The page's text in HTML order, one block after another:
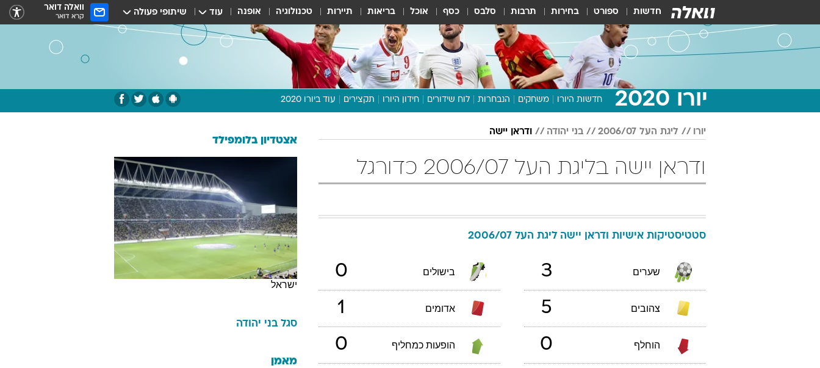
חדשות ספורט בחירות תרבות סלבס כסף אוכל בריאות תיירות טכנולוגיה אופנה עוד שיתופי פעולה וואלה דואר
קרא דואר
יורו 2020 חדשות היורו משחקים הנבחרות לוח שידורים חידון היורו תקצירים עוד ביורו 2020
תכנית היורו
וואלה! ספורט
יורו ליגת העל 2006/07 בני יהודה ודראן יישה
ודראן יישה בליגת העל 2006/07 כדורגל
סטטיסטיקות אישיות ודראן יישה ליגת העל 2006/07
שערים 3 בישולים 0
צהובים 5 אדומים 1
הוחלף 0 הופעות כמחליף 0
אצטדיון בלומפילד
ישראל
סגל בני יהודה
מאמן